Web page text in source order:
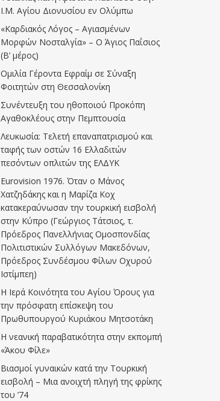
Ι.Μ. Αγίου Διονυσίου εν Ολύμπω
«Καρδιακός Λόγος – Αγιασμένων
Μορφών Νοσταλγία» – Ο Άγιος Παΐσιος
(Β’ μέρος)
Ομιλία Γέροντα Εφραίμ σε Σύναξη
Φοιτητών στη Θεσσαλονίκη
Συνέντευξη του ηθοποιού Προκόπη
Αγαθοκλέους στην Πεμπτουσία
Λευκωσία: Τελετή επαναπατρισμού και
ταφής των οστών 16 Ελλαδιτών
πεσόντων οπλιτών της ΕΛΔΥΚ
Eurovision 1976. Όταν ο Μάνος
Χατζηδάκης και η Μαρίζα Κοχ
κατακεραύνωσαν την τουρκική εισβολή
στην Κύπρο (Γεώργιος Τάτσιος, τ.
Πρόεδρος Πανελλήνιας Ομοσπονδίας
Πολιτιστικών Συλλόγων Μακεδόνων,
Πρόεδρος Συνδέσμου Φίλων Οχυρού
Ιστίμπεη)
Η Ιερά Κοινότητα του Αγίου Όρους για
την πρόσφατη επίσκεψη του
Πρωθυπουργού Κυριάκου Μητσοτάκη
Η νεανική παραβατικότητα στην εκπομπή
«Άκου Φίλε»
Βιασμοί γυναικών κατά την Τουρκική
εισβολή – Μια ανοιχτή πληγή της φρίκης
του ’74